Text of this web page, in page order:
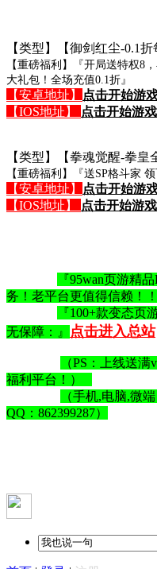
【类型】【御剑红尘-0.1
【重磅福利】『开局送特权8
大礼包！全场充值0.1折』
【安卓地址】
点击开始游
【IOS地址】
点击开始游戏
【类型】【拳魂觉醒-拳
【重磅福利】『送SP格斗家
【安卓地址】
点击开始游
【IOS地址】
点击开始游戏
『95wan页游精
务！老平台更值得信赖！！
『100+款变态页
无保障：』
点击进入总站
（PS：上线送
福利平台！）
（手机,电脑,微
QQ：862399287）